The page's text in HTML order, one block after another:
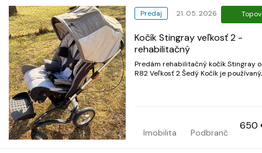
Predaj 21. 05. 2026
Kočík Stingray veľkosť 2 -
rehabilitačný
Predám rehabilitačný kočík Stingray
R82 Veľkosť 2 Šedý Kočík je
Imobilita Podbranč
650